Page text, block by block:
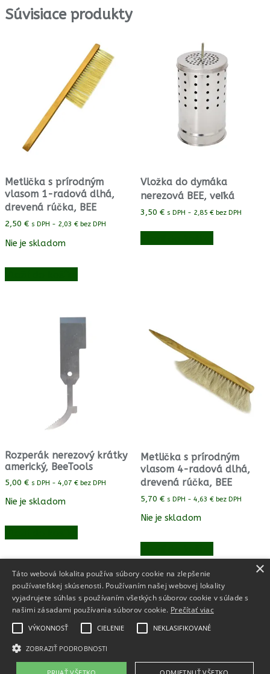
Súvisiace produkty
Metlička s prírodným
vlasom 1-radová dlhá,
drevená rúčka, BEE
2,50 € s DPH - 2,03 € bez DPH
Nie je skladom
Vložka do dymáka
nerezová BEE, veľká
3,50 € s DPH - 2,85 €bez DPH
Rozperák nerezový krátky
americký, BeeTools
5,00 € s DPH - 4,07 € bez DPH
Nie je skladom
Metlička s prírodným
vlasom 4-radová dlhá,
drevená rúčka, BEE
5,70 € s DPH - 4,63 €bez DPH
Nie je skladom
Peter Flimel 2026
Zásady používania súborov cookie (EÚ)
Zásady ochrany osobných údajov
Všeobecné obchodné podmienky
Reklamačný poriadok
×
Táto webová lokalita používa súbory cookie na zlepšenie
používateľskej skúsenosti. Používaním našej webovej lokality
vyjadrujete súhlas s používaním všetkých súborov cookie v súlade s
našimi zásadami používania súborov cookie. Prečítať viac
VÝKONNOSŤ CIELENIE NEKLASIFIKOVANÉ
ZOBRAZIŤ PODROBNOSTI